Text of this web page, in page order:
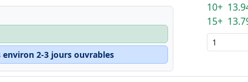
2-3 jours ouvrables
10+
15+